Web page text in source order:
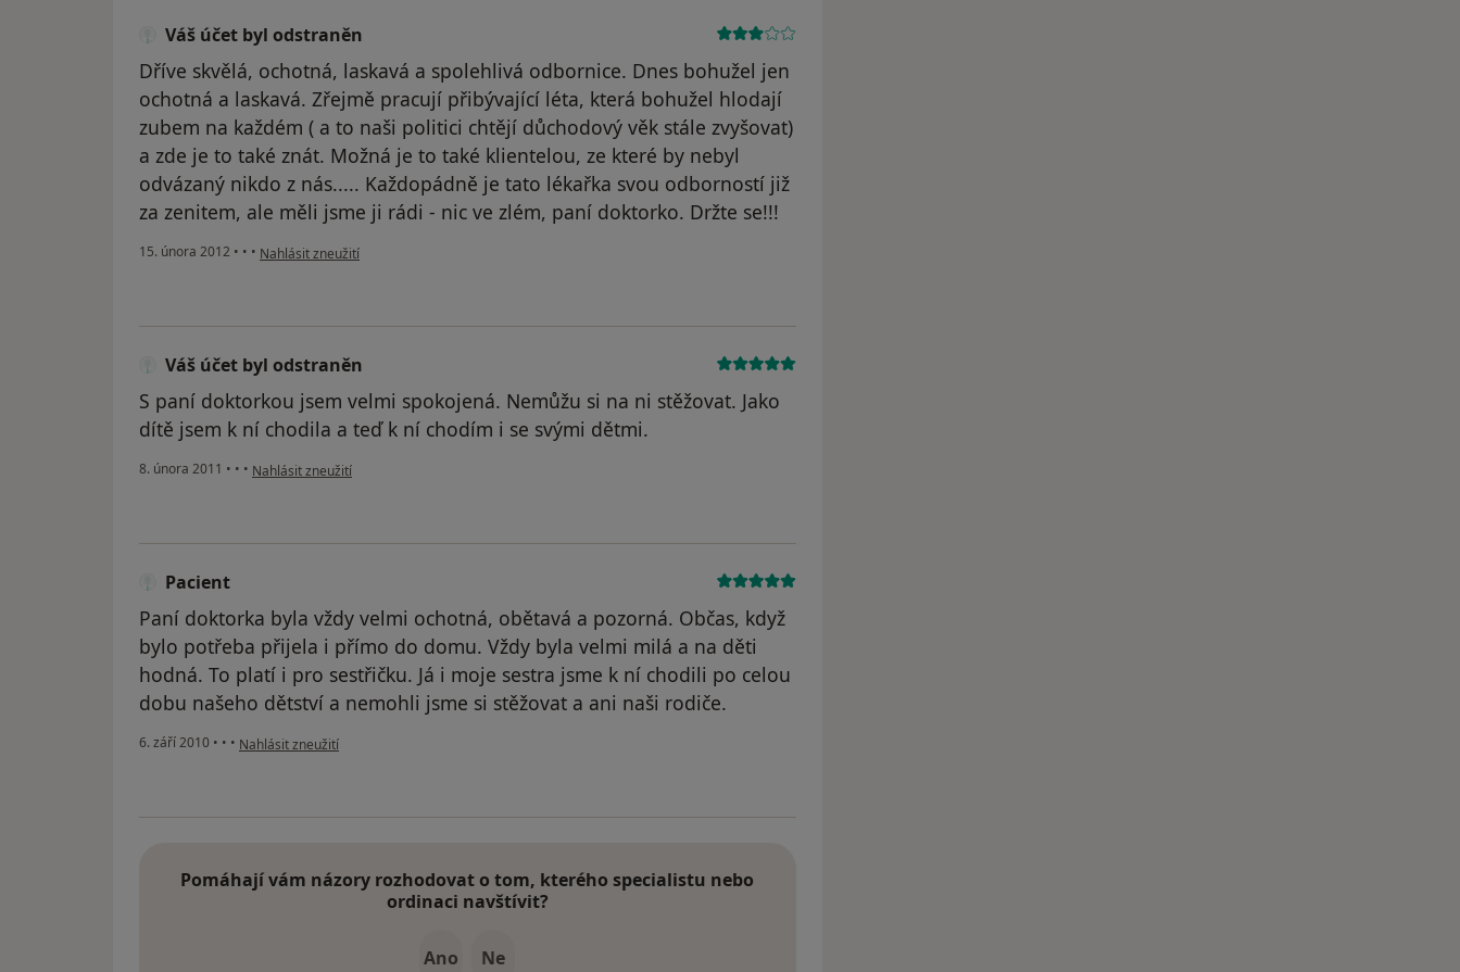
Váš účet byl odstraněn
Dříve skvělá, ochotná, laskavá a spolehlivá odbornice. Dnes bohužel jen
ochotná a laskavá. Zřejmě pracují přibývající léta, která bohužel hlodají
zubem na každém ( a to naši politici chtějí důchodový věk stále zvyšovat)
a zde je to také znát. Možná je to také klientelou, ze které by nebyl
odvázaný nikdo z nás..... Každopádně je tato lékařka svou odborností již
za zenitem, ale měli jsme ji rádi - nic ve zlém, paní doktorko. Držte se!!!
15. února 2012 • • • podle názoru uživatele Váš účet byl odstraněn
Nahlásit zneužití
Váš účet byl odstraněn
S paní doktorkou jsem velmi spokojená. Nemůžu si na ni stěžovat. Jako
dítě jsem k ní chodila a teď k ní chodím i se svými dětmi.
8. února 2011 • • • podle názoru uživatele Váš účet byl odstraněn
Nahlásit zneužití
Pacient
Paní doktorka byla vždy velmi ochotná, obětavá a pozorná. Občas, když
bylo potřeba přijela i přímo do domu. Vždy byla velmi milá a na děti
hodná. To platí i pro sestřičku. Já i moje sestra jsme k ní chodili po celou
dobu našeho dětství a nemohli jsme si stěžovat a ani naši rodiče.
6. září 2010 • • • podle názoru uživatele Pacient
Nahlásit zneužití
Pomáhají vám názory rozhodovat o tom, kterého specialistu nebo
ordinaci navštívit?
Ano Ne